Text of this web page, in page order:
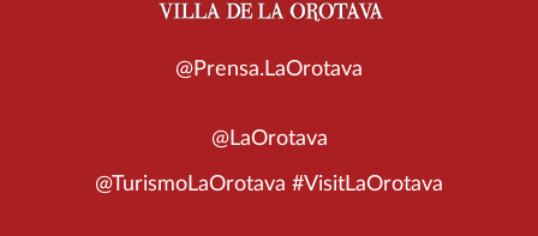
@Prensa.LaOrotava
@LaOrotava
@TurismoLaOrotava #VisitLaOrotava